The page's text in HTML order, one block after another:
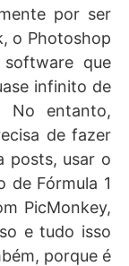
por ser
o Photoshop
que
infinito de
No entanto,
de fazer
posts, usar o
de Fórmula 1
PicMonkey,
e tudo isso
porque é